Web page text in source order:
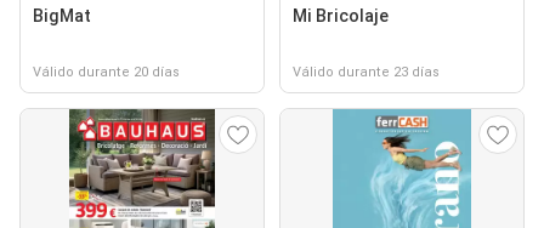
BigMat
Válido durante 20 días
Mi Bricolaje
Válido durante 23 días